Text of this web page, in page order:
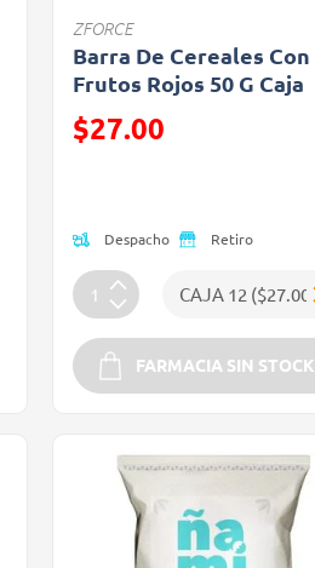
ZFORCE
Barra De Cereales Con
Frutos Rojos 50 G Caja
Precio reducido de
$27.00
Despacho Retiro
FARMACIA SIN STOCK